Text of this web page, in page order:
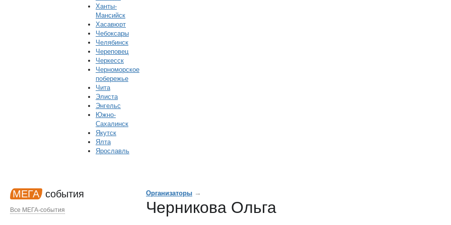
Ханты-
Мансийск
Хасавюрт
Чебоксары
Челябинск
Череповец
Черкесск
Черноморское
побережье
Чита
Элиста
Энгельс
Южно-
Сахалинск
Якутск
Ялта
Ярославль
Организаторы →
Черникова Ольга
МЕГА события
Все МЕГА-события